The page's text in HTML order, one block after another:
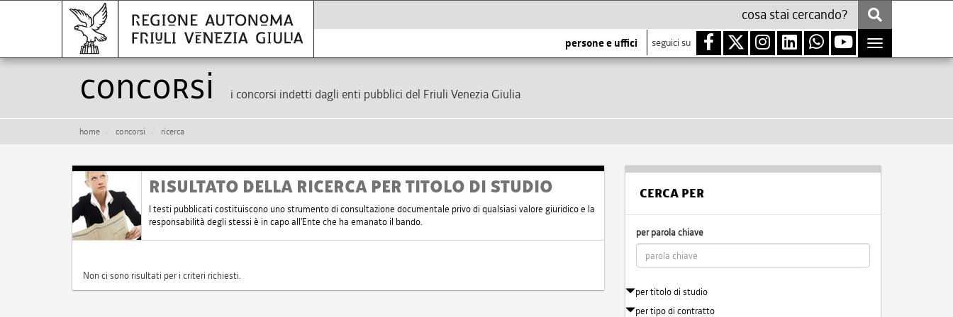
persone e uffici seguici su
Toggle
navigation
Concorsi i concorsi indetti dagli enti pubblici del Friuli Venezia Giulia
home concorsi ricerca
RISULTATO DELLA RICERCA PER TITOLO DI STUDIO
I testi pubblicati costituiscono uno strumento di consultazione documentale privo di qualsiasi valore giuridico e la
responsabilità degli stessi è in capo all'Ente che ha emanato il bando.
Non ci sono risultati per i criteri richiesti.
CERCA PER
per parola chiave
per titolo di studio
per tipo di contratto